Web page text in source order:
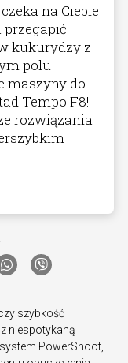
na Ciebie
kukurydzy z
polu
maszyny do
Tempo F8!
rozwiązania
szybkość i
niespotykaną
PowerShoot,